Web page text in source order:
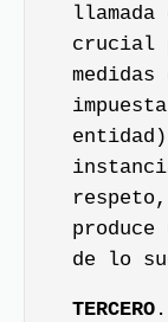
crucial
de lo
TERCERO